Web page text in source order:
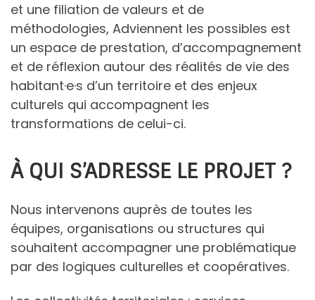
et une filiation de valeurs et de
méthodologies, Adviennent les possibles est
un espace de prestation, d’accompagnement
et de réflexion autour des réalités de vie des
habitant·e·s d’un territoire et des enjeux
culturels qui accompagnent les
transformations de celui-ci.
À QUI S’ADRESSE LE PROJET ?
Nous intervenons auprès de toutes les
équipes, organisations ou structures qui
souhaitent accompagner une problématique
par des logiques culturelles et coopératives.